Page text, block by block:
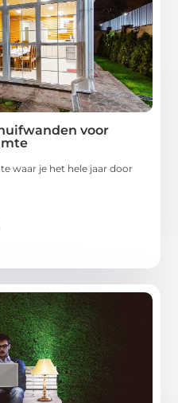
voor
waar je het hele jaar door